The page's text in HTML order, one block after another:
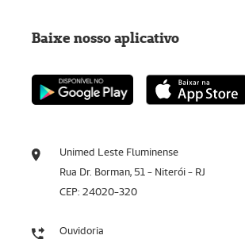
Unimed Leste Fluminense
Rua Dr. Borman, 51 - Niterói - RJ
CEP: 24020-320
Ouvidoria
Baixe nosso aplicativo